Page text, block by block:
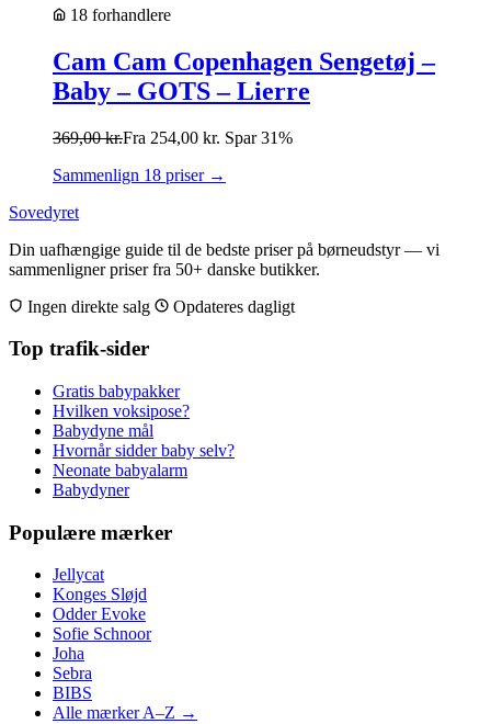
18 forhandlere
Cam Cam Copenhagen Sengetøj –
Baby – GOTS – Lierre
369,00kr.Fra 254,00 kr. Spar 31%
Sammenlign 18 priser →
Sovedyret
Din uafhængige guide til de bedste priser på børneudstyr — vi
sammenligner priser fra 50+ danske butikker.
Ingen direkte salg
Opdateres dagligt
Top trafik-sider
Gratis babypakker
Hvilken voksipose?
Babydyne mål
Hvornår sidder baby selv?
Neonate babyalarm
Babydyner
Populære mærker
Jellycat
Konges Sløjd
Odder Evoke
Sofie Schnoor
Joha
Sebra
BIBS
Alle mærker A–Z →